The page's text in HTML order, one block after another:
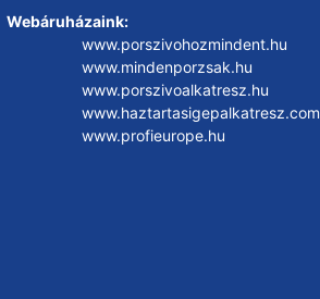
Webáruházaink:
www.porszivohozmindent.hu
www.mindenporzsak.hu
www.porszivoalkatresz.hu
www.haztartasigepalkatresz.com
www.profieurope.hu